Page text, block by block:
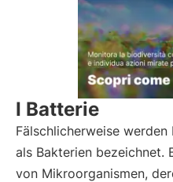
I Batterie
Fälschlicherweise
als Bakterien bezeichnet.
von Mikroorganismen,